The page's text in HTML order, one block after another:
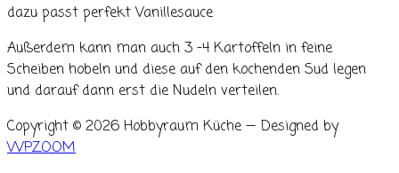
dazu passt perfekt Vanillesauce
Außerdem kann man auch 3 -4 Kartoffeln in feine
Scheiben hobeln und diese auf den kochenden Sud legen
und darauf dann erst die Nudeln verteilen.
Copyright © 2026 Hobbyraum Küche — Designed by
WPZOOM